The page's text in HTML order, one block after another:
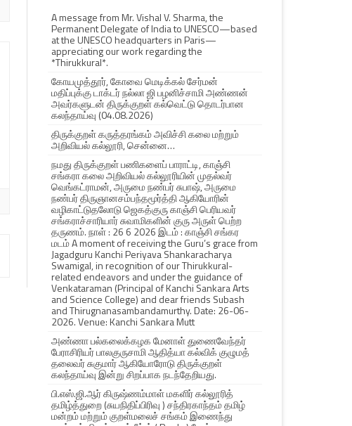
A message from Mr. Vishal V. Sharma, the
Permanent Delegate of India to UNESCO—based
at the UNESCO headquarters in Paris—
appreciating our work regarding the
*Thirukkural*.
கோயமுத்தூர், கோவை மெடிக்கல் சேர்மன்
மதிப்புக்கு டாக்டர் நல்லா ஜி பழனிச்சாமி அண்ணன்
அவர்களுடன் திருக்குறள் கல்வெட்டு தொடர்பான
கலந்தாய்வு (04.08.2026)
திருக்குறள் கருத்தரங்கம் அவிச்சி கலை மற்றும்
அறிவியல் கல்லூரி, சென்னை…
நமது திருக்குறள் பணிகளைப் பாராட்டி, காஞ்சி
சங்கரா கலை அறிவியல் கல்லூரியின் முதல்வர்
வெங்கட்ராமன், அருமை நண்பர் சுபாஷ், அருமை
நண்பர் திருஞானசம்பந்தமூர்த்தி ஆகியோரின்
வழிகாட்டுதலோடு ஜெகத்குரு காஞ்சி பெரியவர்
சங்கராச்சாரியார் சுவாமிகளின் குரு அருள் பெற்ற
தருணம். நாள் : 26 6 2026 இடம் : காஞ்சி சங்கர
மடம் A moment of receiving the Guru’s grace from
Jagadguru Kanchi Periyava Shankaracharya
Swamigal, in recognition of our Thirukkural-
related endeavors and under the guidance of
Venkataraman (Principal of Kanchi Sankara Arts
and Science College) and dear friends Subash
and Thirugnanasambandamurthy. Date: 26-06-
2026. Venue: Kanchi Sankara Mutt
அண்ணா பல்கலைக்கழக மேனாள் துணைவேந்தர்
பேராசிரியர் பாலகுருசாமி ஆதித்யா கல்விக் குழுமத்
தலைவர் சுகுமார் ஆகியோரோடு திருக்குறள்
கலந்தாய்வு இன்று சிறப்பாக நடந்தேறியது.
பி.எஸ்.ஜி.ஆர் கிருஷ்ணம்மாள் மகளிர் கல்லூரித்
தமிழ்த்துறை (சுயநிதிப்பிரிவு ) சந்திரகாந்தம் தமிழ்
மன்றம் மற்றும் குறள்மலைச் சங்கம் இணைந்து